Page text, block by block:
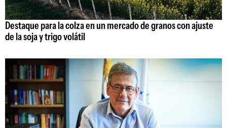
Destaque para la colza en un mercado de granos con ajuste
de la soja y trigo volátil